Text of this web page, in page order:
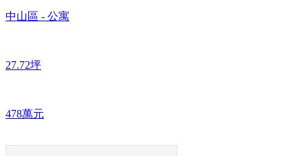
中山區 - 公寓
27.72坪
478萬元